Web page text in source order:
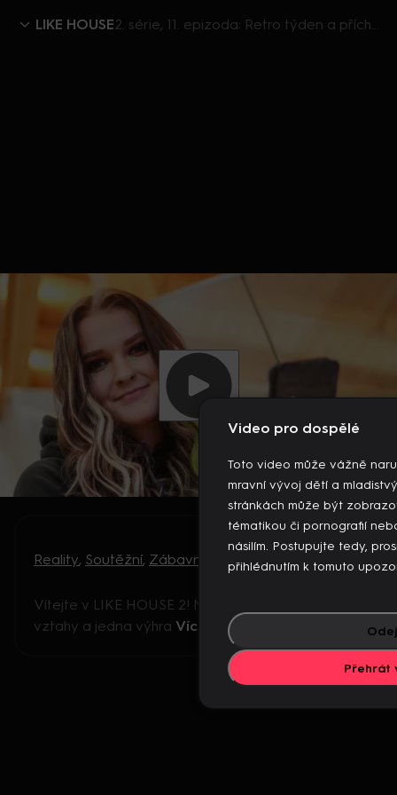
Video pro dospělé
Toto video může vážně
mravní vývoj dětí a
stránkách může být
tématikou či pornografií
násilím. Postupujte tedy,
přihlédnutím k tomuto
Přehrát
LIKE HOUSE 2. série, 11. epizoda: Retro týden a příchod Anastasie
Aktuálně je přehráváno příliš mnoho videí současně.
Pokud chcete pokračovat v přehrávání na tomto
zařízení, ukončete přehrávání na jiných zařízeních.
Více o limitu změn zařízení
Reality, Soutěžní, Zábavný
Vítejte v LIKE HOUSE 2! Nové soutěže, nové
vztahy a jedna výhra Více